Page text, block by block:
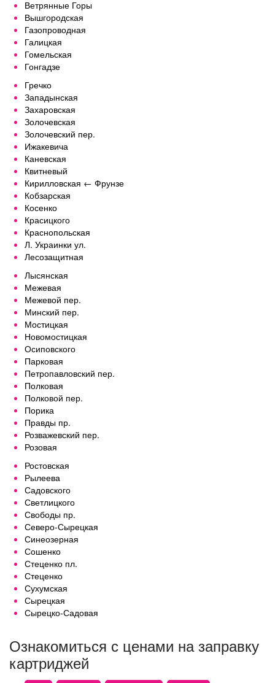
Ветрянные Горы
Вышгородская
Газопроводная
Галицкая
Гомельская
Гонгадзе
Гречко
Западынская
Захаровская
Золочевская
Золочевский пер.
Ижакевича
Каневская
Квитневый
Кирилловская ← Фрунзе
Кобзарская
Косенко
Красицкого
Краснопольская
Л. Украинки ул.
Лесозащитная
Лысянская
Межевая
Межевой пер.
Минский пер.
Мостицкая
Новомостицкая
Осиповского
Парковая
Петропавловский пер.
Полковая
Полковой пер.
Порика
Правды пр.
Розважевский пер.
Розовая
Ростовская
Рылеева
Садовского
Светлицкого
Свободы пр.
Северо-Сырецкая
Синеозерная
Сошенко
Стеценко пл.
Стеценко
Сухумская
Сырецкая
Сырецко-Садовая
Ознакомиться с ценами на заправку
картриджей